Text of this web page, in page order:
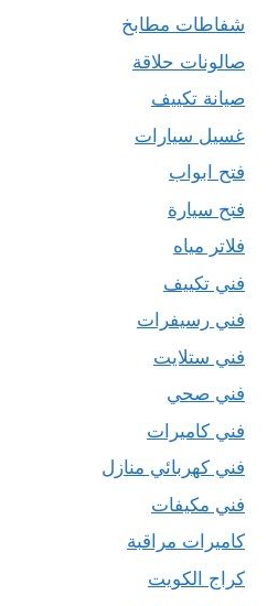
شفاطات مطابخ
صالونات حلاقة
صيانة تكييف
غسيل سيارات
فتح ابواب
فتح سيارة
فلاتر مياه
فني تكييف
فني رسيفرات
فني ستلايت
فني صحي
فني كاميرات
فني كهربائي منازل
فني مكيفات
كاميرات مراقبة
كراج الكويت